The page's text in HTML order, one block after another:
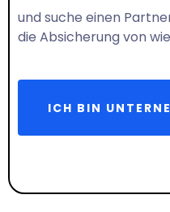
und suche einen
die Absicherung von
ICH BIN